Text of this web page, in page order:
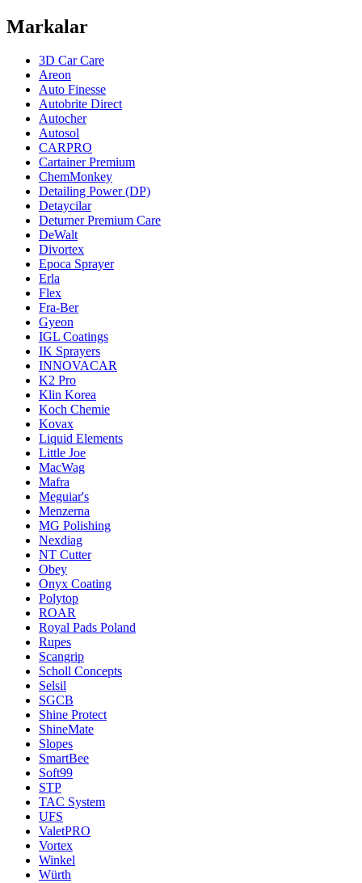
Markalar
3D Car Care
Areon
Auto Finesse
Autobrite Direct
Autocher
Autosol
CARPRO
Cartainer Premium
ChemMonkey
Detailing Power (DP)
Detaycilar
Deturner Premium Care
DeWalt
Divortex
Epoca Sprayer
Erla
Flex
Fra-Ber
Gyeon
IGL Coatings
IK Sprayers
INNOVACAR
K2 Pro
Klin Korea
Koch Chemie
Kovax
Liquid Elements
Little Joe
MacWag
Mafra
Meguiar's
Menzerna
MG Polishing
Nexdiag
NT Cutter
Obey
Onyx Coating
Polytop
ROAR
Royal Pads Poland
Rupes
Scangrip
Scholl Concepts
Selsil
SGCB
Shine Protect
ShineMate
Slopes
SmartBee
Soft99
STP
TAC System
UFS
ValetPRO
Vortex
Winkel
Würth